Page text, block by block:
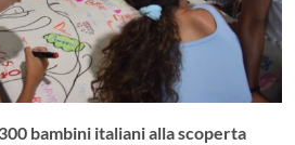
bambini italiani alla scoperta